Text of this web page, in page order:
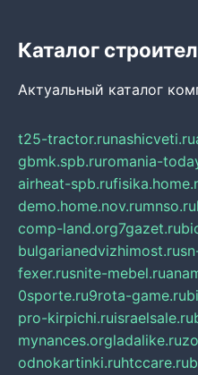
Каталог
Актуальный каталог
t25-tractor.runashicveti.ru
gbmk.spb.ruromania-
airheat-spb.ru
demo.home.nov.rumnso.ru
comp-land.org7gazet.ru
bulgarianedvizhimost.ru
fexer.rusnite-mebel.ru
0sporte.ru9rota-game.ru
pro-kirpichi.ruisraelsale.ru
mynances.orgladalike.ru
odnokartinki.ruhtccare.ru